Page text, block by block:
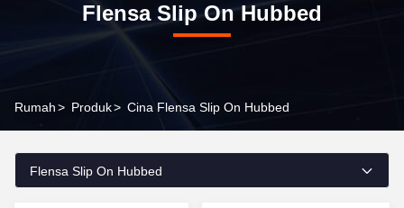
Flensa Slip On Hubbed
Rumah> Produk> Cina Flensa Slip On Hubbed
Flensa Slip On Hubbed